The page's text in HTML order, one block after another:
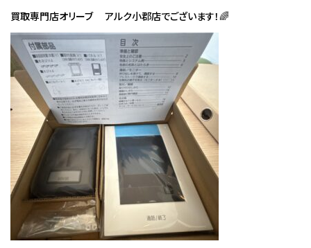
買取専門店オリーブ アルク小郡店でございます！🌈